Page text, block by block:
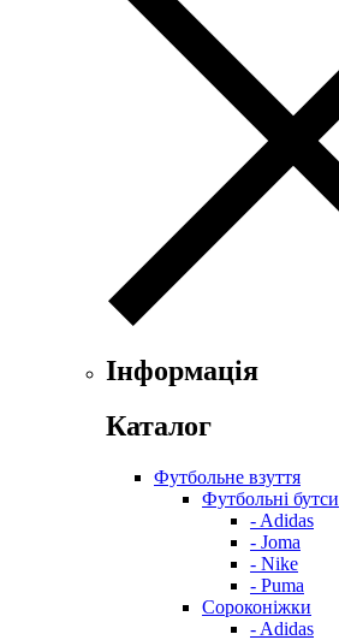
Інформація
Каталог
Футбольне взуття
Футбольні бутси
- Adidas
- Joma
- Nike
- Puma
Сороконіжки
- Adidas